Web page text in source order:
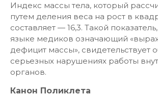
Индекс массы тела, который
путем деления веса на рост в
составляет — 16,3. Такой
языке медиков означающий
дефицит массы», свидетельствует
серьезных нарушениях работы
органов.
Канон Поликлета